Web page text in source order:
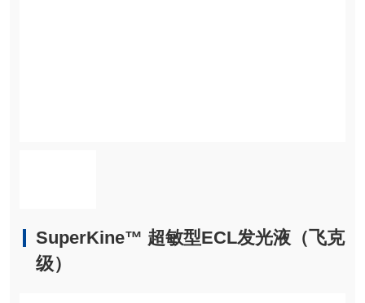
SuperKine™ 超敏型ECL发光液（飞克
级）